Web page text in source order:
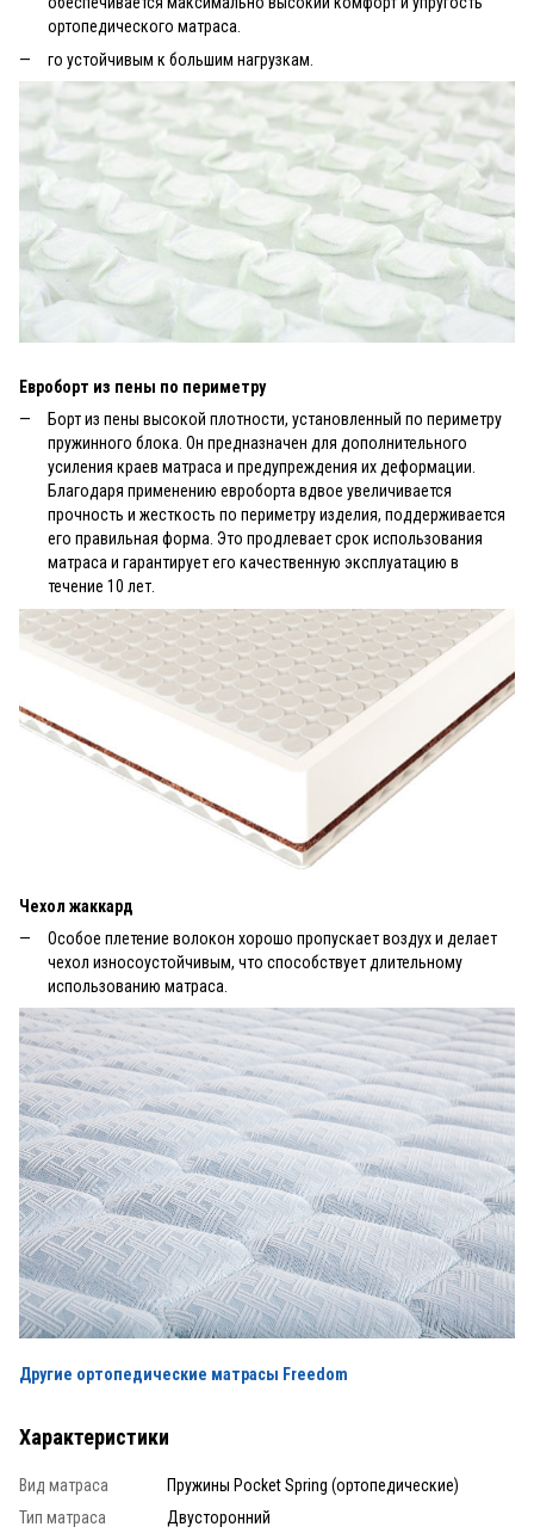
ортопедического матраса.
го устойчивым к большим нагрузкам.
Евроборт из пены по периметру
Борт из пены высокой плотности, установленный по периметру
пружинного блока. Он предназначен для дополнительного
усиления краев матраса и предупреждения их деформации.
Благодаря применению евроборта вдвое увеличивается
прочность и жесткость по периметру изделия, поддерживается
его правильная форма. Это продлевает срок использования
матраса и гарантирует его качественную эксплуатацию в
течение 10 лет.
Чехол жаккард
Особое плетение волокон хорошо пропускает воздух и делает
чехол износоустойчивым, что способствует длительному
использованию матраса.
Другие ортопедические матрасы Freedom
Характеристики
Вид матраса
Пружины Pocket Spring (ортопедические)
Тип матраса
Двусторонний